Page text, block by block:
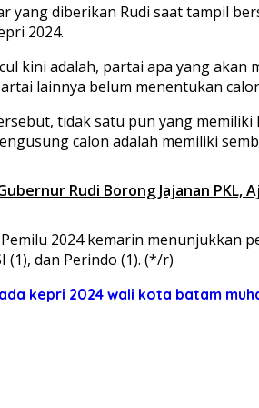
yang diberikan Rudi saat tampil
2024.
kini adalah, partai apa yang akan
lainnya belum menentukan
tidak satu pun yang
calon adalah memiliki
Rudi Borong Jajanan
2024 kemarin menunjukkan
(1), dan Perindo (1). (*/r)
kepri 2024 wali kota batam